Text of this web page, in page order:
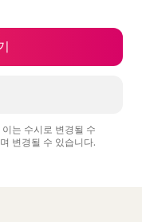
는 수시로 변경될 수
변경될 수 있습니다.